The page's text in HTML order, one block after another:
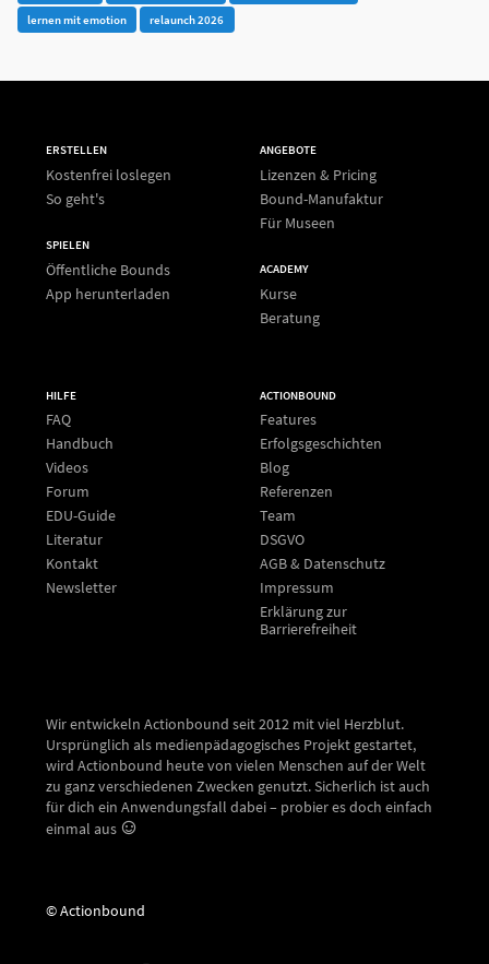
lernen mit emotion
relaunch 2026
ERSTELLEN
Kostenfrei loslegen
So geht's
SPIELEN
Öffentliche Bounds
App herunterladen
ANGEBOTE
Lizenzen & Pricing
Bound-Manufaktur
Für Museen
ACADEMY
Kurse
Beratung
HILFE
FAQ
Handbuch
Videos
Forum
EDU-Guide
Literatur
Kontakt
Newsletter
ACTIONBOUND
Features
Erfolgsgeschichten
Blog
Referenzen
Team
DSGVO
AGB & Datenschutz
Impressum
Erklärung zur
Barrierefreiheit
Wir entwickeln Actionbound seit 2012 mit viel Herzblut.
Ursprünglich als medienpädagogisches Projekt gestartet,
wird Actionbound heute von vielen Menschen auf der Welt
zu ganz verschiedenen Zwecken genutzt. Sicherlich ist auch
für dich ein Anwendungsfall dabei – probier es doch einfach
einmal aus
© Actionbound